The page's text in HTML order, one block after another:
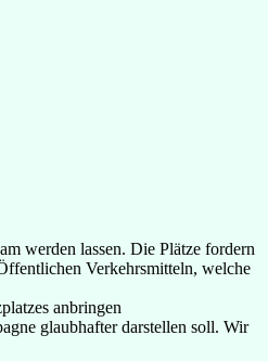
werden lassen. Die Plätze fordern
Verkehrsmitteln, welche
anbringen
glaubhafter darstellen soll. Wir